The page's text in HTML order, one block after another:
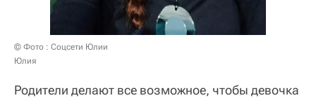
© Фото : Соцсети Юлии
Юлия
Родители делают все возможное, чтобы девочка